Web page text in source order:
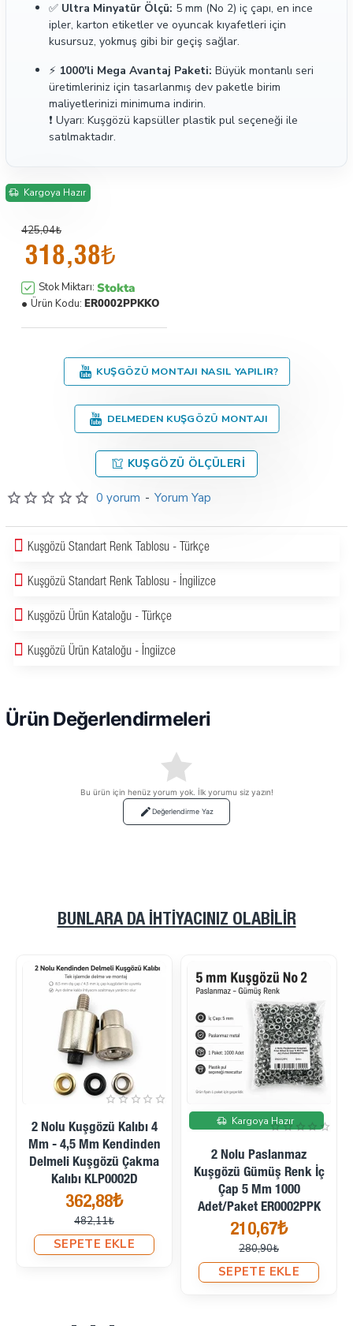
✅ Ultra Minyatür Ölçü: 5 mm (No 2) iç çapı, en ince
ipler, karton etiketler ve oyuncak kıyafetleri için
kusursuz, yokmuş gibi bir geçiş sağlar.
⚡ 1000'li Mega Avantaj Paketi: Büyük montanlı seri
üretimleriniz için tasarlanmış dev paketle birim
maliyetlerinizi minimuma indirin.
❗ Uyarı: Kuşgözü kapsüller plastik pul seçeneği ile
satılmaktadır.
Kargoya Hazır
0 yorum - Yorum Yap
318,38₺
425,04₺
Stok Miktarı: Stokta
Ürün Kodu: ER0002PPKKO
KUŞGÖZÜ MONTAJI NASIL YAPILIR?
DELMEDEN KUŞGÖZÜ MONTAJI
KUŞGÖZÜ ÖLÇÜLERI
Kuşgözü Standart Renk Tablosu - Türkçe
Kuşgözü Standart Renk Tablosu - İngilizce
Kuşgözü Ürün Kataloğu - Türkçe
Kuşgözü Ürün Kataloğu - İngiizce
Ürün Değerlendirmeleri
Bu ürün için henüz yorum yok. İlk yorumu siz yazın!
Değerlendirme Yaz
BUNLARA DA İHTIYACINIZ OLABILIR
2 Nolu Kuşgözü Kalıbı 4
Mm - 4,5 Mm Kendinden
Delmeli Kuşgözü Çakma
Kalıbı KLP0002D
362,88₺
482,11₺
SEPETE EKLE
İndirimde
Kargoya Hazır
2 Nolu Paslanmaz
Kuşgözü Gümüş Renk İç
Çap 5 Mm 1000
Adet/Paket ER0002PPK
210,67₺
280,90₺
SEPETE EKLE